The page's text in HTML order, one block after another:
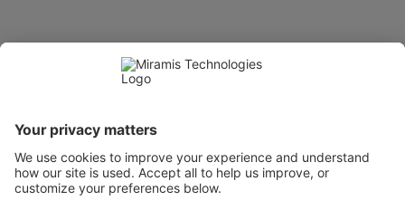
WeWork, 17 St Helen's Pl
London, England EC3A 6DG